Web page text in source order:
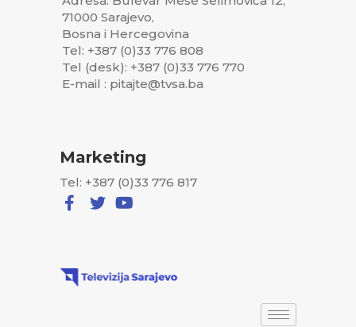
71000 Sarajevo,
Bosna i Hercegovina
Tel: +387 (0)33 776 808
Tel (desk): +387 (0)33 776 770
E-mail : pitajte@tvsa.ba
Marketing
Tel: +387 (0)33 776 817